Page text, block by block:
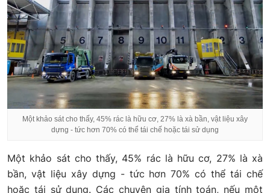
Một khảo sát cho thấy, 45% rác là hữu cơ, 27% là xà bần, vật liệu xây
dựng - tức hơn 70% có thể tái chế hoặc tái sử dụng
Một khảo sát cho thấy, 45% rác là hữu cơ, 27% là xà
bần, vật liệu xây dựng - tức hơn 70% có thể tái chế
hoặc tái sử dụng. Các chuyên gia tính toán, nếu một